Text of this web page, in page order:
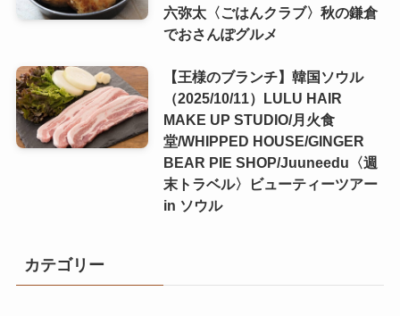
六弥太〈ごはんクラブ〉秋の鎌倉
でおさんぽグルメ
【王様のブランチ】韓国ソウル
（2025/10/11）LULU HAIR
MAKE UP STUDIO/月火食
堂/WHIPPED HOUSE/GINGER
BEAR PIE SHOP/Juuneedu〈週
末トラベル〉ビューティーツアー
in ソウル
カテゴリー